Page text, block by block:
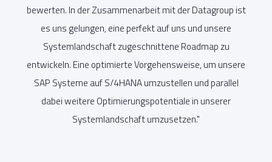
bewerten. In der Zusammenarbeit mit der Datagroup ist
es uns gelungen, eine perfekt auf uns und unsere
Systemlandschaft zugeschnittene Roadmap zu
entwickeln. Eine optimierte Vorgehensweise, um unsere
SAP Systeme auf S/4HANA umzustellen und parallel
dabei weitere Optimierungspotentiale in unserer
Systemlandschaft umzusetzen."